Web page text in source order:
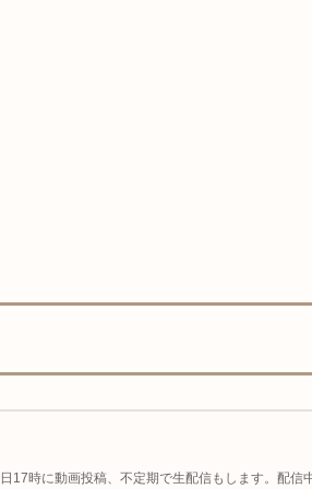
17時に動画投稿、不定期で生配信もします。配信